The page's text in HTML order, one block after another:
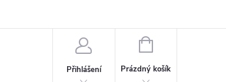
Přihlášení
NÁKUPNÍ
Prázdný košík